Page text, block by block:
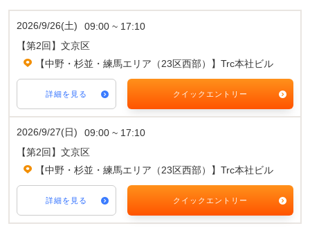
2026/9/26(土)
09:00 ~ 17:10
【第2回】文京区
【中野・杉並・練馬エリア（23区西部）】Trc本社ビル
詳細を見る クイックエントリー
2026/9/27(日)
09:00 ~ 17:10
【第2回】文京区
【中野・杉並・練馬エリア（23区西部）】Trc本社ビル
詳細を見る クイックエントリー